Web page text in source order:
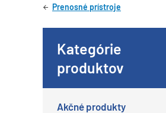
Prenosné prístroje
Kategórie
produktov
Akčné produkty